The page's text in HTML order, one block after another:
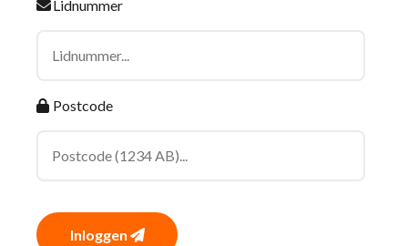
Lidnummer
Postcode
Inloggen